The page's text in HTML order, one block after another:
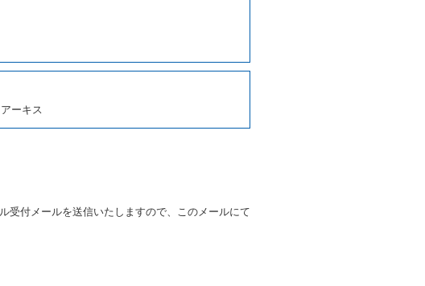
るものとします。
る貸渡証に運転者の氏名、住所、運転免
め、貸渡契約の締結にあたり、借受人に
ほか、その写しの提出を求めることがあり
運転者が異なるときはその運転者の運転免
達」（自旅第138号 平成7年6月13日）の
きる書類の提示を求め、及び提出された
番号等の告知を求めます。
いを求め、又はその他の支払方法を指定す
約を取消すことができるものとします。
ーキス
受付メールを送信いたしますので、このメールにて